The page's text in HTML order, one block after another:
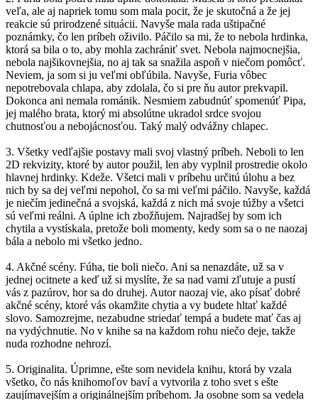
veľa, ale aj napriek tomu som mala pocit, že je skutočná a že jej
reakcie sú prirodzené situácii. Navyše mala rada uštipačné
poznámky, čo len príbeh oživilo. Páčilo sa mi, že to nebola hrdinka,
ktorá sa bila o to, aby mohla zachrániť svet. Nebola najmocnejšia,
nebola najšikovnejšia, no aj tak sa snažila aspoň v niečom pomôcť.
Neviem, ja som si ju veľmi obľúbila. Navyše, Furia vôbec
nepotrebovala chlapa, aby zdolala, čo si pre ňu autor prekvapil.
Dokonca ani nemala románik. Nesmiem zabudnúť spomenúť Pipa,
jej malého brata, ktorý mi absolútne ukradol srdce svojou
chutnosťou a nebojácnosťou. Taký malý odvážny chlapec.
3. Všetky vedľajšie postavy mali svoj vlastný príbeh. Neboli to len
2D rekvizity, ktoré by autor použil, len aby vyplnil prostredie okolo
hlavnej hrdinky. Kdeže. Všetci mali v príbehu určitú úlohu a bez
nich by sa dej veľmi nepohol, čo sa mi veľmi páčilo. Navyše, každá
je niečím jedinečná a svojská, každá z nich má svoje túžby a všetci
sú veľmi reálni. A úplne ich zbožňujem. Najradšej by som ich
chytila a vystískala, pretože boli momenty, kedy som sa o ne naozaj
bála a nebolo mi všetko jedno.
4. Akčné scény. Fúha, tie boli niečo. Ani sa nenazdáte, už sa v
jednej ocitnete a keď už si myslíte, že sa nad vami zľutuje a pustí
vás z pazúrov, hor sa do druhej. Autor naozaj vie, ako písať dobré
akčné scény, ktoré vás okamžite chytia a vy budete hltať každé
slovo. Samozrejme, nezabudne striedať tempá a budete mať čas aj
na vydýchnutie. No v knihe sa na každom rohu niečo deje, takže
nuda rozhodne nehrozí.
5. Originalita. Úprimne, ešte som nevidela knihu, ktorá by vzala
všetko, čo nás knihomoľov baví a vytvorila z toho svet s ešte
zaujímavejším a originálnejším príbehom. Ja osobne som sa vedela